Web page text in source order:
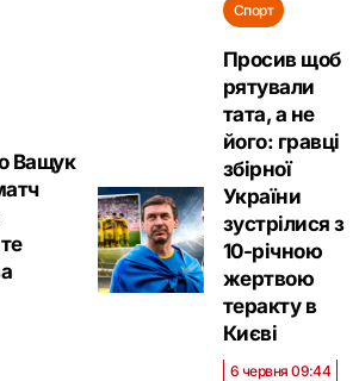
Ващук
Спорт
Просив щоб
рятували
тата, а не
його: гравці
збірної
України
зустрілися з
10-річною
жертвою
теракту в
Києві
6 червня 09:44